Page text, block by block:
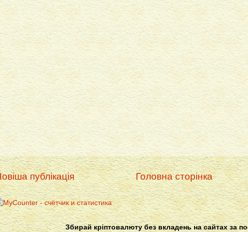
публікація Головна сторінка
Збирай кріптовалюту без вкладень на сайтах за